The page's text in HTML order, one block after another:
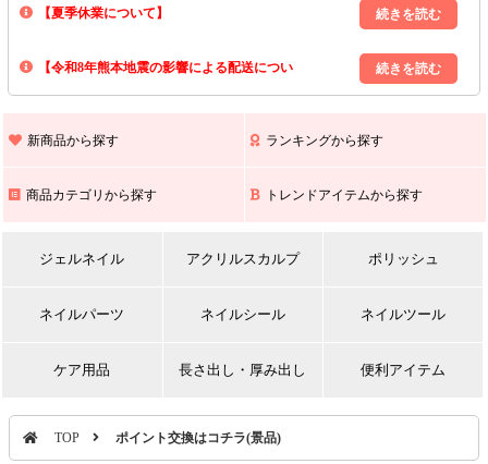
【夏季休業について】
8/13(木)～8/16(日)の間｢出荷業務・お問い合わせ業務｣はお休みいたしま
上記期間中のご注文・お問い合わせは8/17(月)以降の対応となりますので
【令和8年熊本地震の影響による配送につい
また､ 九州全域でお荷物のお届けに遅延が生じております｡
新商品から探す ランキングから探す
商品カテゴリから探す トレンドアイテムから探す
ジェルネイル アクリルスカルプ ポリッシュ
ネイルパーツ ネイルシール ネイルツール
ケア用品 長さ出し・厚み出し 便利アイテム
TOP ポイント交換はコチラ(景品)